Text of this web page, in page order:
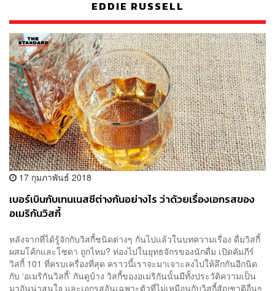
EDDIE RUSSELL
17 กุมภาพันธ์ 2018
เบอร์เบินกับเทนเนสซีต่างกันอย่างไร ว่าด้วยเรื่องเอกรสของ
อเมริกันวิสกี้
หลังจากที่ได้รู้จักกับวิสกี้ชนิดต่างๆ กันไปแล้วในบทความเรื่อง ดื่มวิสกี้
ผสมโค้กและโซดา ถูกไหม? ท่องไปในยุทธจักรของนักดื่ม เปิดคัมภีร์
วิสกี้ 101 ที่ครบเครื่องที่สุด คราวนี้เราจะมาเจาะลงไปให้ลึกกันอีกนิด
กับ ‘อเมริกันวิสกี้’ กันดูบ้าง วิสกี้ของอเมริกันนั้นมีทั้งประวัติความเป็น
มาอันน่าสนใจ และเอกรสอันเฉพาะตัวที่ไม่เหมือนกับวิสกี้สัญชาติอื่นๆ